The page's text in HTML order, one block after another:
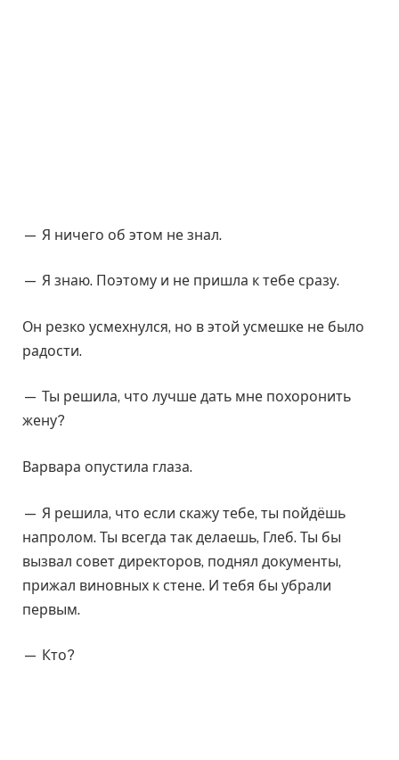
— Я ничего об этом не знал.
— Я знаю. Поэтому и не пришла к тебе сразу.
Он резко усмехнулся, но в этой усмешке не было
радости.
— Ты решила, что лучше дать мне похоронить
жену?
Варвара опустила глаза.
— Я решила, что если скажу тебе, ты пойдёшь
напролом. Ты всегда так делаешь, Глеб. Ты бы
вызвал совет директоров, поднял документы,
прижал виновных к стене. И тебя бы убрали
первым.
— Кто?